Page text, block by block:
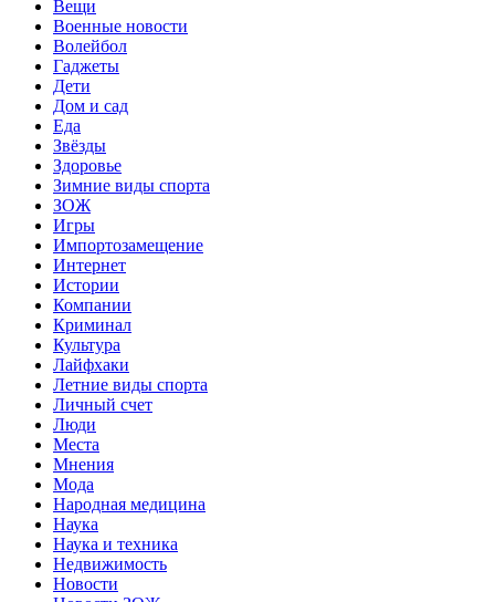
Вещи
Военные новости
Волейбол
Гаджеты
Дети
Дом и сад
Еда
Звёзды
Здоровье
Зимние виды спорта
ЗОЖ
Игры
Импортозамещение
Интернет
Истории
Компании
Криминал
Культура
Лайфхаки
Летние виды спорта
Личный счет
Люди
Места
Мнения
Мода
Народная медицина
Наука
Наука и техника
Недвижимость
Новости